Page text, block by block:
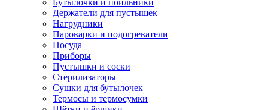
Бутылочки и поильники
Держатели для пустышек
Нагрудники
Пароварки и подогреватели
Посуда
Приборы
Пустышки и соски
Стерилизаторы
Сушки для бутылочек
Термосы и термосумки